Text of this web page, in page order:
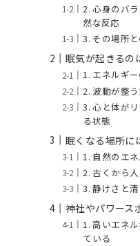
2. 心身のバ
然な反応
3. その場所
眠気が起きるの
1. エネルギ
2. 波動が整
3. 心と体が
る状態
眠くなる場所に
1. 自然のエ
2. 古くから
3. 静けさと
神社やパワース
1. 高いエネ
ている